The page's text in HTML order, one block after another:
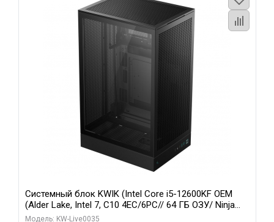
Системный блок KWIK (Intel Core i5-12600KF OEM
(Alder Lake, Intel 7, C10 4EC/6PC// 64 ГБ ОЗУ/ Ninja
Sinotex GTX1650 4GB 128bit GDDR6 DVI DP HDMI 2/
Модель: KW-Live0035